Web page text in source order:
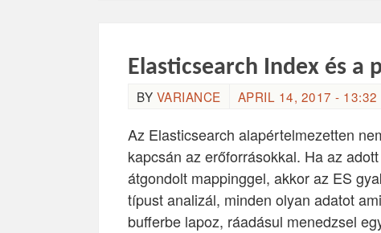
Elasticsearch Index és a
BY VARIANCE APRIL 14, 2017 - 13:32
Az Elasticsearch alapértelmezetten
kapcsán az erőforrásokkal. Ha az
átgondolt mappinggel, akkor az ES
típust analizál, minden olyan adatot
bufferbe lapoz, ráadásul menedzsel